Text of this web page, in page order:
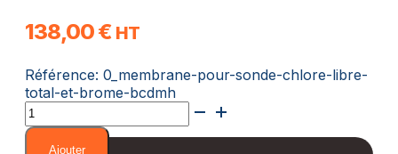
138,00€ HT
Référence: 0_membrane-pour-sonde-chlore-libre-
total-et-brome-bcdmh
quantité
de
Membrane
Ajouter